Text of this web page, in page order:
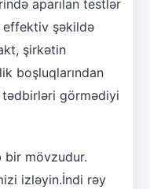
aparılan testlər
effektiv şəkildə
şirkətin
boşluqlarından
tədbirləri görmədiyi
bir mövzudur.
izləyin.İndi rəy